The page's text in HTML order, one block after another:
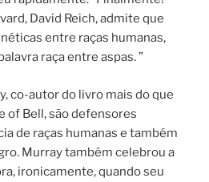
David Reich, admite que
entre raças humanas,
raça entre aspas. ”
co-autor do livro mais do que
of Bell, são defensores
de raças humanas e também
Murray também celebrou a
ironicamente, quando seu